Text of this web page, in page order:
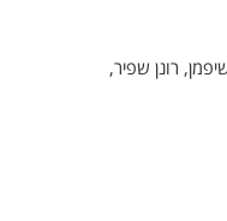
רונן שפיר,